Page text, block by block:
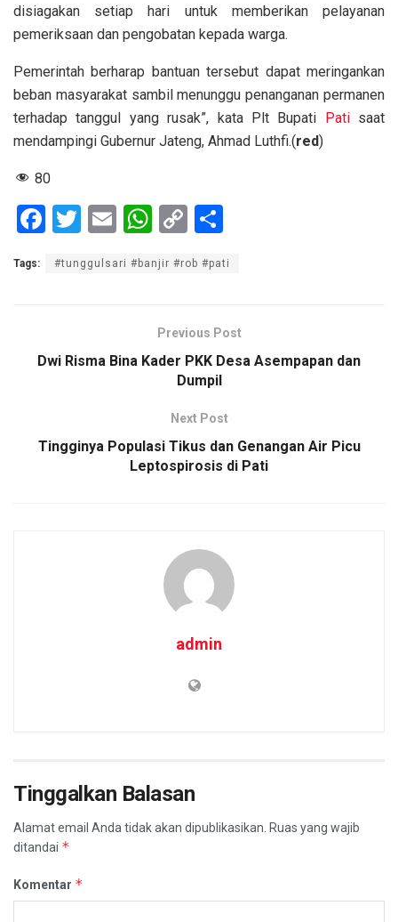
disiagakan setiap hari untuk memberikan pelayanan
pemeriksaan dan pengobatan kepada warga.
Pemerintah berharap bantuan tersebut dapat meringankan
beban masyarakat sambil menunggu penanganan permanen
terhadap tanggul yang rusak”, kata Plt Bupati Patisaat
mendampingi Gubernur Jateng, Ahmad Luthfi.(red)
80
F
ce
o
T
tt
E
ail
W
at
A
p
C
py
n
k
ar
Tags: #tunggulsari #banjir #rob #pati
Previous Post
Dwi Risma Bina Kader PKK Desa Asempapan dan
Dumpil
Next Post
Tingginya Populasi Tikus dan Genangan Air Picu
Leptospirosis di Pati
admin
Tinggalkan Balasan
Alamat email Anda tidak akan dipublikasikan. Ruas yang wajib
ditandai *
Komentar *